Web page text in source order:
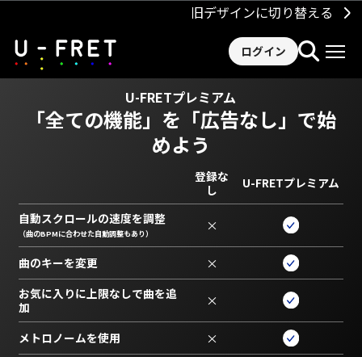
旧デザインに切り替える
ログイン
U-FRETプレミアム
「全ての機能」を 「広告なし」で始
めよう
登録な
し
U-FRETプレミアム
自動スクロールの速度を調整
（曲のBPMに合わせた自動調整もあり） ×
曲のキーを変更 ×
お気に入りに上限なしで曲を追
加
×
メトロノームを使用 ×